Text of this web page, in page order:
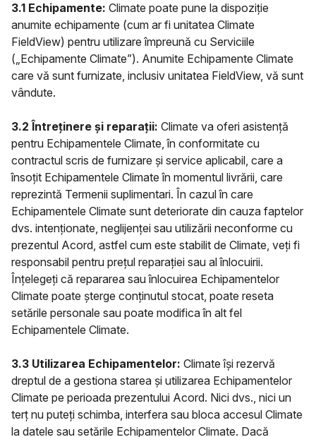
3.1 Echipamente: Climate poate pune la dispoziție
anumite echipamente (cum ar fi unitatea Climate
FieldView) pentru utilizare împreună cu Serviciile
(„Echipamente Climate”). Anumite Echipamente Climate
care vă sunt furnizate, inclusiv unitatea FieldView, vă sunt
vândute.
3.2 Întreținere și reparații: Climate va oferi asistență
pentru Echipamentele Climate, în conformitate cu
contractul scris de furnizare și service aplicabil, care a
însoțit Echipamentele Climate în momentul livrării, care
reprezintă Termenii suplimentari. În cazul în care
Echipamentele Climate sunt deteriorate din cauza faptelor
dvs. intenționate, neglijenței sau utilizării neconforme cu
prezentul Acord, astfel cum este stabilit de Climate, veți fi
responsabil pentru prețul reparației sau al înlocuirii.
Înțelegeți că repararea sau înlocuirea Echipamentelor
Climate poate șterge conținutul stocat, poate reseta
setările personale sau poate modifica în alt fel
Echipamentele Climate.
3.3 Utilizarea Echipamentelor: Climate își rezervă
dreptul de a gestiona starea și utilizarea Echipamentelor
Climate pe perioada prezentului Acord. Nici dvs., nici un
terț nu puteți schimba, interfera sau bloca accesul Climate
la datele sau setările Echipamentelor Climate. Dacă